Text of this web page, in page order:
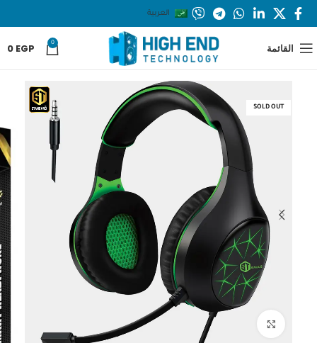
العربية
القائمة 0
0 EGP
SOLD OUT
Click to enlarge